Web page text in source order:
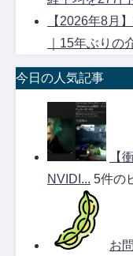
【2026年8月
｜15年ぶりの
今日の人気記事
【
NVIDI... 5件の
お